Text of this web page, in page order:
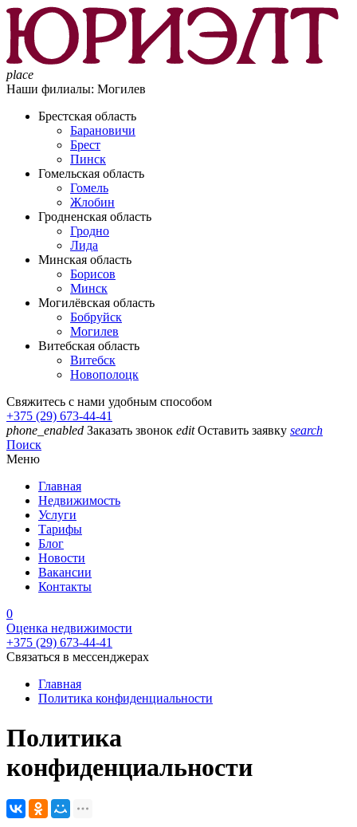
place
Наши филиалы: Могилев
Брестская область
Барановичи
Брест
Пинск
Гомельская область
Гомель
Жлобин
Гродненская область
Гродно
Лида
Минская область
Борисов
Минск
Могилёвская область
Бобруйск
Могилев
Витебская область
Витебск
Новополоцк
Свяжитесь с нами удобным способом
+375 (29) 673-44-41
phone_enabled Заказать звонок edit Оставить заявку search
Поиск
Меню
Главная
Недвижимость
Услуги
Тарифы
Блог
Новости
Вакансии
Контакты
0
Оценка недвижимости
+375 (29) 673-44-41
Связаться в мессенджерах
Главная
Политика конфиденциальности
Политика
конфиденциальности